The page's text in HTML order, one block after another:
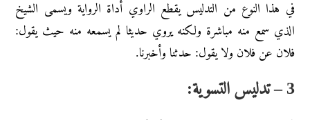
في هذا النوع من التدليس يقطع الراوي أداة الرواية ويسمى الشيخ
الذي سمع منه مباشرة ولكنه يروي حديثا لم يسمعه منه حيث يقول:
فلان عن فلان ولا يقول: حدثنا وأخبرنا.
3 – تدليس التسوية: